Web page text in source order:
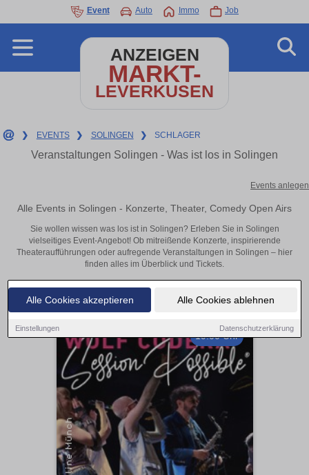
Alle Cookies akzeptieren Alle Cookies ablehnen
Einstellungen Datenschutzerklärung
Event Auto Immo Job
ANZEIGEN
MARKT-
LEVERKUSEN
❯ EVENTS ❯ SOLINGEN ❯ SCHLAGER
Veranstaltungen Solingen - Was ist los in Solingen
Events anlegen
Alle Events in Solingen - Konzerte, Theater, Comedy Open Airs
Sie wollen wissen was los ist in Solingen? Erleben Sie in Solingen
vielseitiges Event-Angebot! Ob mitreißende Konzerte, inspirierende
Theateraufführungen oder aufregende Veranstaltungen in Solingen – hier
finden alles im Überblick und Tickets.
19:00 Uhr